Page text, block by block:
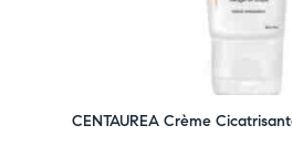
CENTAUREA Crème